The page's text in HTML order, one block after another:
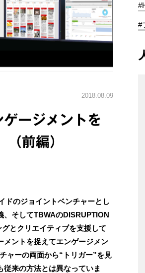
2018.08.09
ージメントを
前編）
ドのジョイントベンチャーとし
、そしてTBWAのDISRUPTION
とクリエイティブを支援して
メントを捉えてエンゲージメン
ャーの両面から“トリガー”を見
来の方法とは異なっていま
#